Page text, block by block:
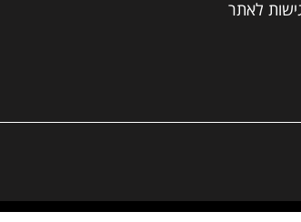
לאתר